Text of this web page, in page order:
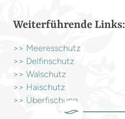
Weiterführende Links:
>> Meeresschutz
>> Delfinschutz
>> Walschutz
>> Haischutz
>> Überfischung